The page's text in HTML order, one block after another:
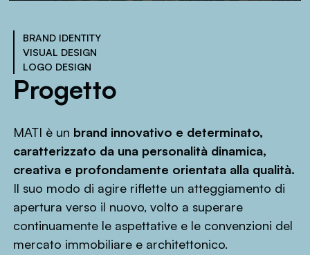
BRAND IDENTITY
VISUAL DESIGN
LOGO DESIGN
Progetto
MATI è un brand innovativo e determinato,
caratterizzato da una personalità dinamica,
creativa e profondamente orientata alla qualità.
Il suo modo di agire riflette un atteggiamento di
apertura verso il nuovo, volto a superare
continuamente le aspettative e le convenzioni del
mercato immobiliare e architettonico.